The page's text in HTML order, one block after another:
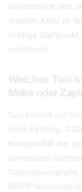
Governance und
meisten KMU ist
richtige
nachdenkt.
Welches Tool
Make oder
Das kommt auf
beim Einstieg,
Komplexität der
schnellsten
GDPR-Nachweis